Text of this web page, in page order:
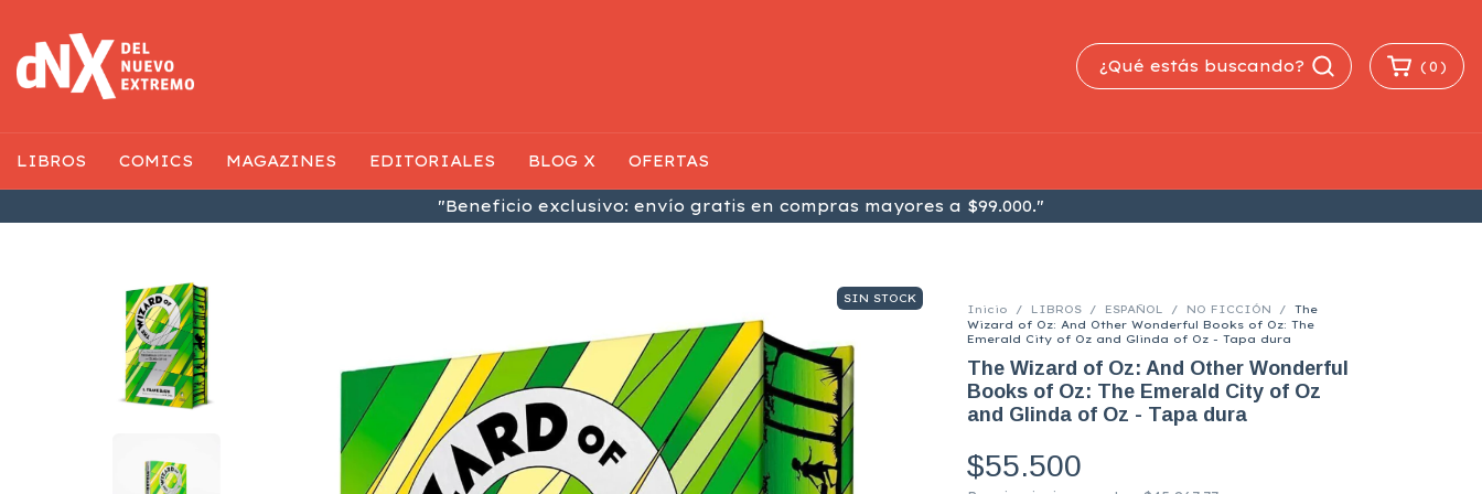
"Beneficio exclusivo: envío gratis en compras mayores a $99.000."
( 0 )
LIBROS COMICS MAGAZINES EDITORIALES BLOG X OFERTAS
SIN STOCK
Inicio / LIBROS / ESPAÑOL / NO FICCIÓN /
The
Wizard of Oz: And Other Wonderful Books of Oz: The
Emerald City of Oz and Glinda of Oz - Tapa dura
The Wizard of Oz: And Other Wonderful
Books of Oz: The Emerald City of Oz
and Glinda of Oz - Tapa dura
$55.500